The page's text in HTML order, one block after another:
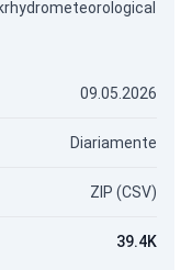
09.05.2026
Diariamente
ZIP (CSV)
39.4K